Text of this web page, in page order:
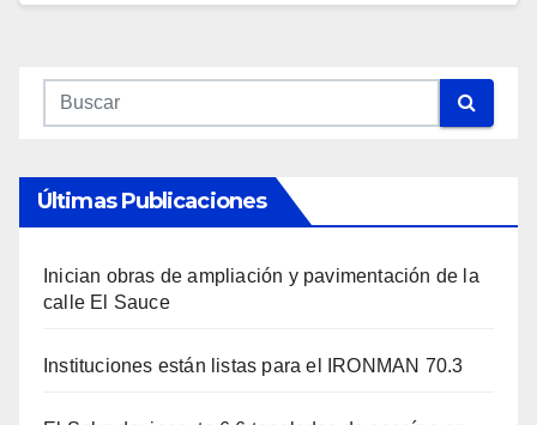
Últimas Publicaciones
Inician obras de ampliación y pavimentación de la
calle El Sauce
Instituciones están listas para el IRONMAN 70.3